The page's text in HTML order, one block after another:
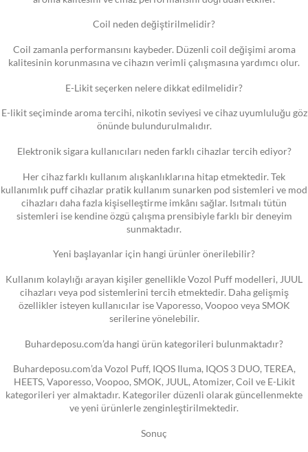
Coil neden değiştirilmelidir?
Coil zamanla performansını kaybeder. Düzenli coil değişimi aroma
kalitesinin korunmasına ve cihazın verimli çalışmasına yardımcı olur.
E-Likit seçerken nelere dikkat edilmelidir?
E-likit seçiminde aroma tercihi, nikotin seviyesi ve cihaz uyumluluğu göz
önünde bulundurulmalıdır.
Elektronik sigara kullanıcıları neden farklı cihazlar tercih ediyor?
Her cihaz farklı kullanım alışkanlıklarına hitap etmektedir. Tek
kullanımlık puff cihazlar pratik kullanım sunarken pod sistemleri ve mod
cihazları daha fazla kişiselleştirme imkânı sağlar. Isıtmalı tütün
sistemleri ise kendine özgü çalışma prensibiyle farklı bir deneyim
sunmaktadır.
Yeni başlayanlar için hangi ürünler önerilebilir?
Kullanım kolaylığı arayan kişiler genellikle Vozol Puff modelleri, JUUL
cihazları veya pod sistemlerini tercih etmektedir. Daha gelişmiş
özellikler isteyen kullanıcılar ise Vaporesso, Voopoo veya SMOK
serilerine yönelebilir.
Buhardeposu.com’da hangi ürün kategorileri bulunmaktadır?
Buhardeposu.com’da Vozol Puff, IQOS Iluma, IQOS 3 DUO, TEREA,
HEETS, Vaporesso, Voopoo, SMOK, JUUL, Atomizer, Coil ve E-Likit
kategorileri yer almaktadır. Kategoriler düzenli olarak güncellenmekte
ve yeni ürünlerle zenginleştirilmektedir.
Sonuç